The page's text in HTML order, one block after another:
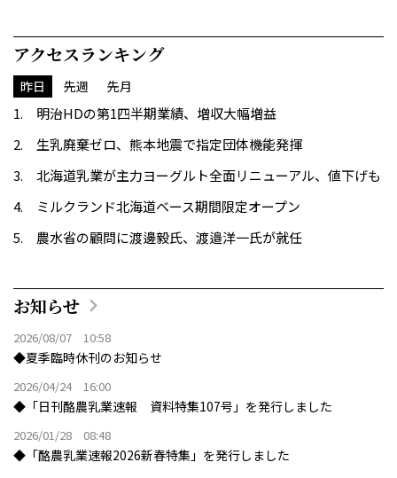
アクセスランキング
昨日 先週 先月
明治HDの第1四半期業績、増収大幅増益
生乳廃棄ゼロ、熊本地震で指定団体機能発揮
北海道乳業が主力ヨーグルト全面リニューアル、値下げも
ミルクランド北海道ベース期間限定オープン
農水省の顧問に渡邊毅氏、渡邉洋一氏が就任
お知らせ
2026/08/07 10:58
◆夏季臨時休刊のお知らせ
2026/04/24 16:00
◆「日刊酪農乳業速報 資料特集107号」を発行しました
2026/01/28 08:48
◆「酪農乳業速報2026新春特集」を発行しました